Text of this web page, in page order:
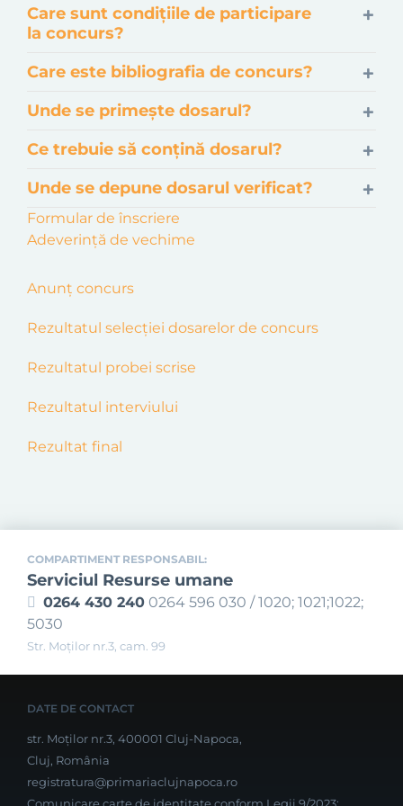
Care sunt condițiile de participare
la concurs?
Care este bibliografia de concurs?
Unde se primește dosarul?
Ce trebuie să conțină dosarul?
Unde se depune dosarul verificat?
Formular de înscriere
Adeverință de vechime
Anunț concurs
Rezultatul selecției dosarelor de concurs
Rezultatul probei scrise
Rezultatul interviului
Rezultat final
COMPARTIMENT RESPONSABIL:
Serviciul Resurse umane
0264 430 240 0264 596 030 / 1020; 1021;1022;
5030
Str. Moţilor nr.3, cam. 99
DATE DE CONTACT
str. Moților nr.3, 400001 Cluj-Napoca,
Cluj, România
registratura@primariaclujnapoca.ro